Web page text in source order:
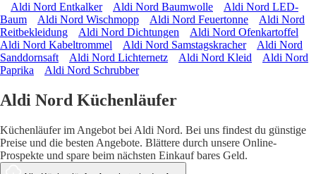
Aldi Nord Entkalker Aldi Nord Baumwolle
Aldi Nord LED-
Baum
Aldi Nord Wischmopp Aldi Nord Feuertonne
Aldi Nord
Reitbekleidung
Aldi Nord Dichtungen
Aldi Nord Ofenkartoffel
Aldi Nord Kabeltrommel
Aldi Nord Samstagskracher
Aldi Nord
Sanddornsaft
Aldi Nord Lichternetz Aldi Nord Kleid
Aldi Nord
Paprika
Aldi Nord Schrubber
Aldi Nord Küchenläufer
Küchenläufer im Angebot bei Aldi Nord. Bei uns findest du günstige
Preise und die besten Angebote. Blättere durch unsere Online-
Prospekte und spare beim nächsten Einkauf bares Geld.